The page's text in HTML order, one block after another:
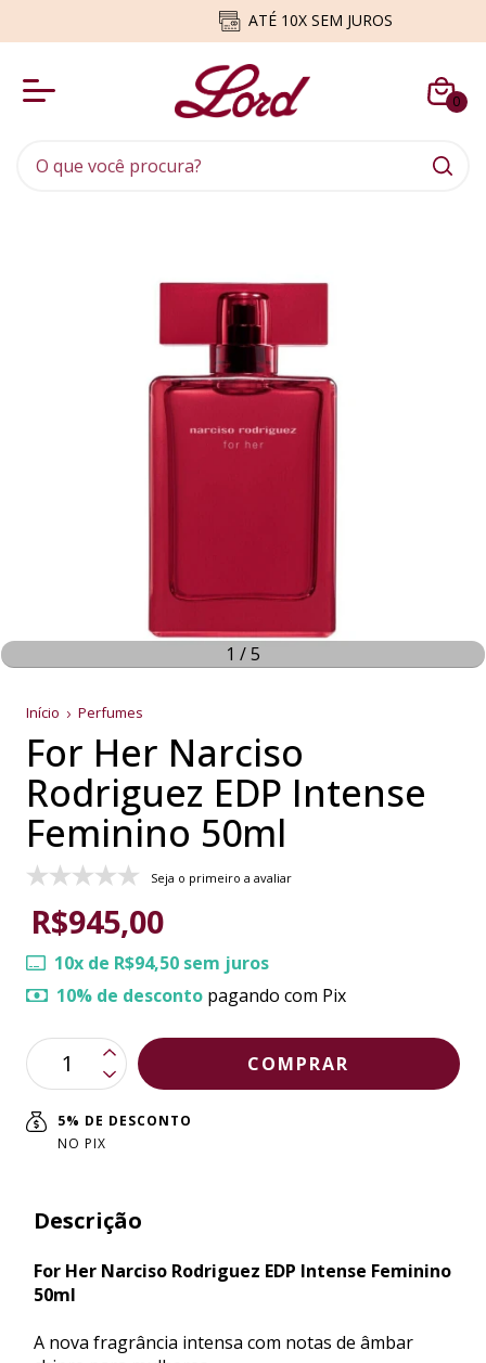
5% DE DESCONTO NO PIX
0
1 /5
Início Perfumes
For Her Narciso
Rodriguez EDP Intense
Feminino 50ml
Seja o primeiro a avaliar
R$945,00
10x de R$94,50 sem juros
10% de desconto pagando com Pix
5% DE DESCONTO
NO PIX
Descrição
For Her Narciso Rodriguez EDP Intense Feminino
50ml
A nova fragrância intensa com notas de âmbar